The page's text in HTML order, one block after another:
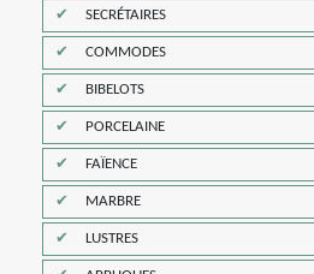
SECRÉTAIRES
COMMODES
BIBELOTS
PORCELAINE
FAÏENCE
MARBRE
LUSTRES